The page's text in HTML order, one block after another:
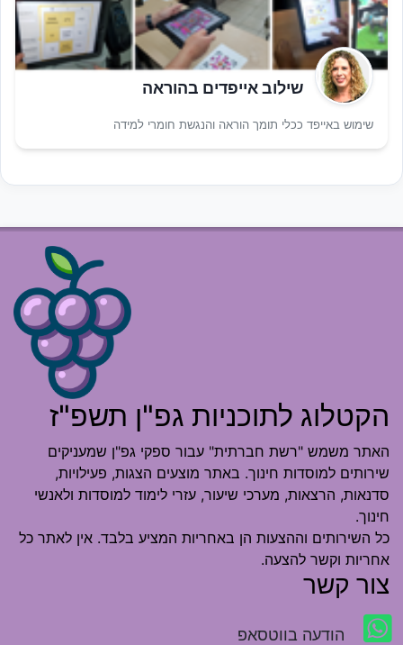
שילוב אייפדים בהוראה
שימוש באייפד ככלי תומך הוראה והנגשת חומרי למידה
הקטלוג לתוכניות גפ"ן תשפ"ז
האתר משמש "רשת חברתית" עבור ספקי גפ"ן שמעניקים
שירותים למוסדות חינוך. באתר מוצעים הצגות, פעילויות,
סדנאות, הרצאות, מערכי שיעור, עזרי לימוד למוסדות ולאנשי
חינוך.
כל השירותים וההצעות הן באחריות המציע בלבד. אין לאתר כל
אחריות וקשר להצעה.
צור קשר
הודעה בווטסאפ